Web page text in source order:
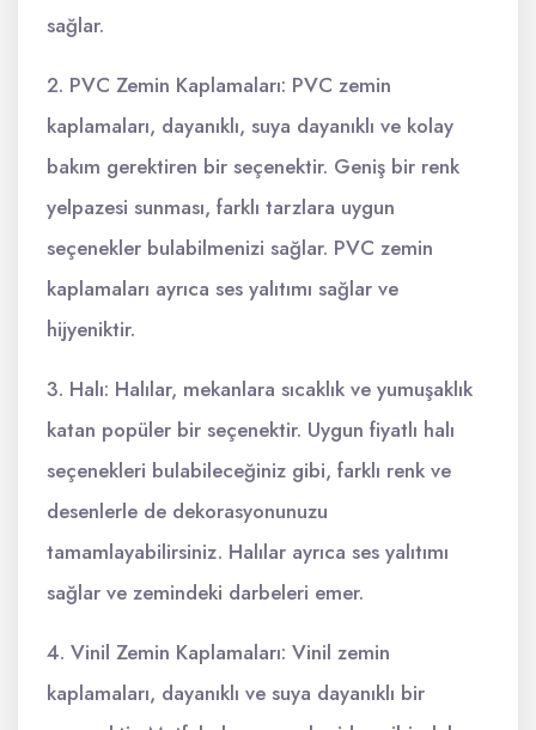
sağlar.
2. PVC Zemin Kaplamaları: PVC zemin
kaplamaları, dayanıklı, suya dayanıklı ve kolay
bakım gerektiren bir seçenektir. Geniş bir renk
yelpazesi sunması, farklı tarzlara uygun
seçenekler bulabilmenizi sağlar. PVC zemin
kaplamaları ayrıca ses yalıtımı sağlar ve
hijyeniktir.
3. Halı: Halılar, mekanlara sıcaklık ve yumuşaklık
katan popüler bir seçenektir. Uygun fiyatlı halı
seçenekleri bulabileceğiniz gibi, farklı renk ve
desenlerle de dekorasyonunuzu
tamamlayabilirsiniz. Halılar ayrıca ses yalıtımı
sağlar ve zemindeki darbeleri emer.
4. Vinil Zemin Kaplamaları: Vinil zemin
kaplamaları, dayanıklı ve suya dayanıklı bir